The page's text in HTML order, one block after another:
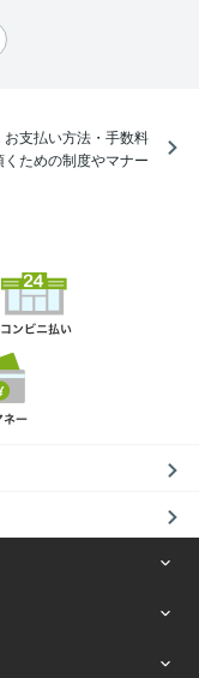
支払い方法・手数料
ための制度やマナー